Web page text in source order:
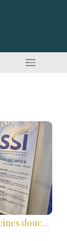
La sophrologie au salon des Médecines douces 2025